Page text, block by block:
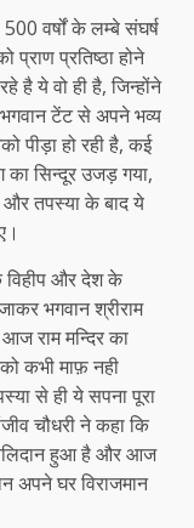
वर्षों के लम्बे संघर्ष
प्रतिष्ठा होने
है ये वो ही है, जिन्होंने
भगवान टेंट से अपने भव्य
पीड़ा हो रही है, कई
सिन्दूर उजड़ गया,
और तपस्या के बाद ये
विहीप और देश के
भगवान श्रीराम
राम मन्दिर का
कभी माफ़ नही
से ही ये सपना पूरा
चौधरी ने कहा कि
हुआ है और आज
अपने घर विराजमान